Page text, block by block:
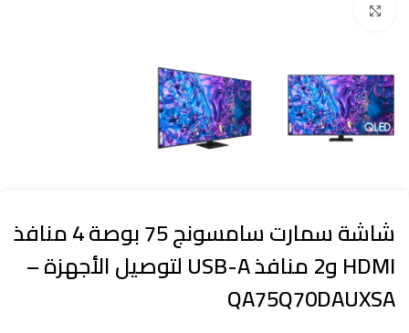
شاشة سمارت سامسونج 75 بوصة 4 منافذ
HDMI و2 منافذ USB-A لتوصيل الأجهزة –
QA75Q70DAUXSA